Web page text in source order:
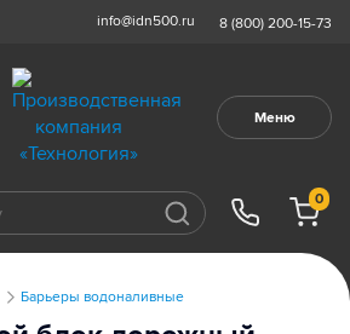
info@idn500.ru 8 (800) 200-15-73
Меню
0
Барьеры водоналивные